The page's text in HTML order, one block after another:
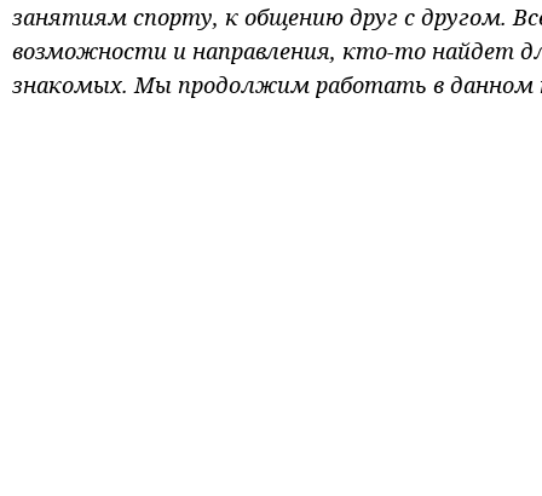
занятиям спорту, к общению друг с другом.
возможности и направления, кто-то найдет
знакомых. Мы продолжим работать в данном